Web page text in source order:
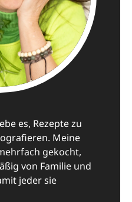
es, Rezepte zu
Meine
gekocht,
von Familie und
jeder sie